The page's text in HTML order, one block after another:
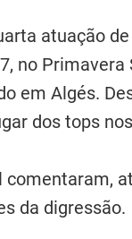
atuação
no Primavera
em Algés.
dos tops
da digressão.